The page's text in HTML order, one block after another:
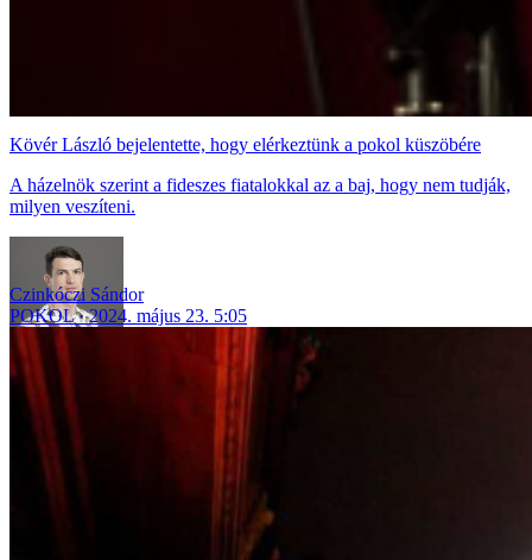
Kövér László bejelentette, hogy elérkeztünk a pokol küszöbére
A házelnök szerint a fideszes fiatalokkal az a baj, hogy nem tudják,
milyen veszíteni.
Czinkóczi Sándor
POKOL
2024. május 23. 5:05